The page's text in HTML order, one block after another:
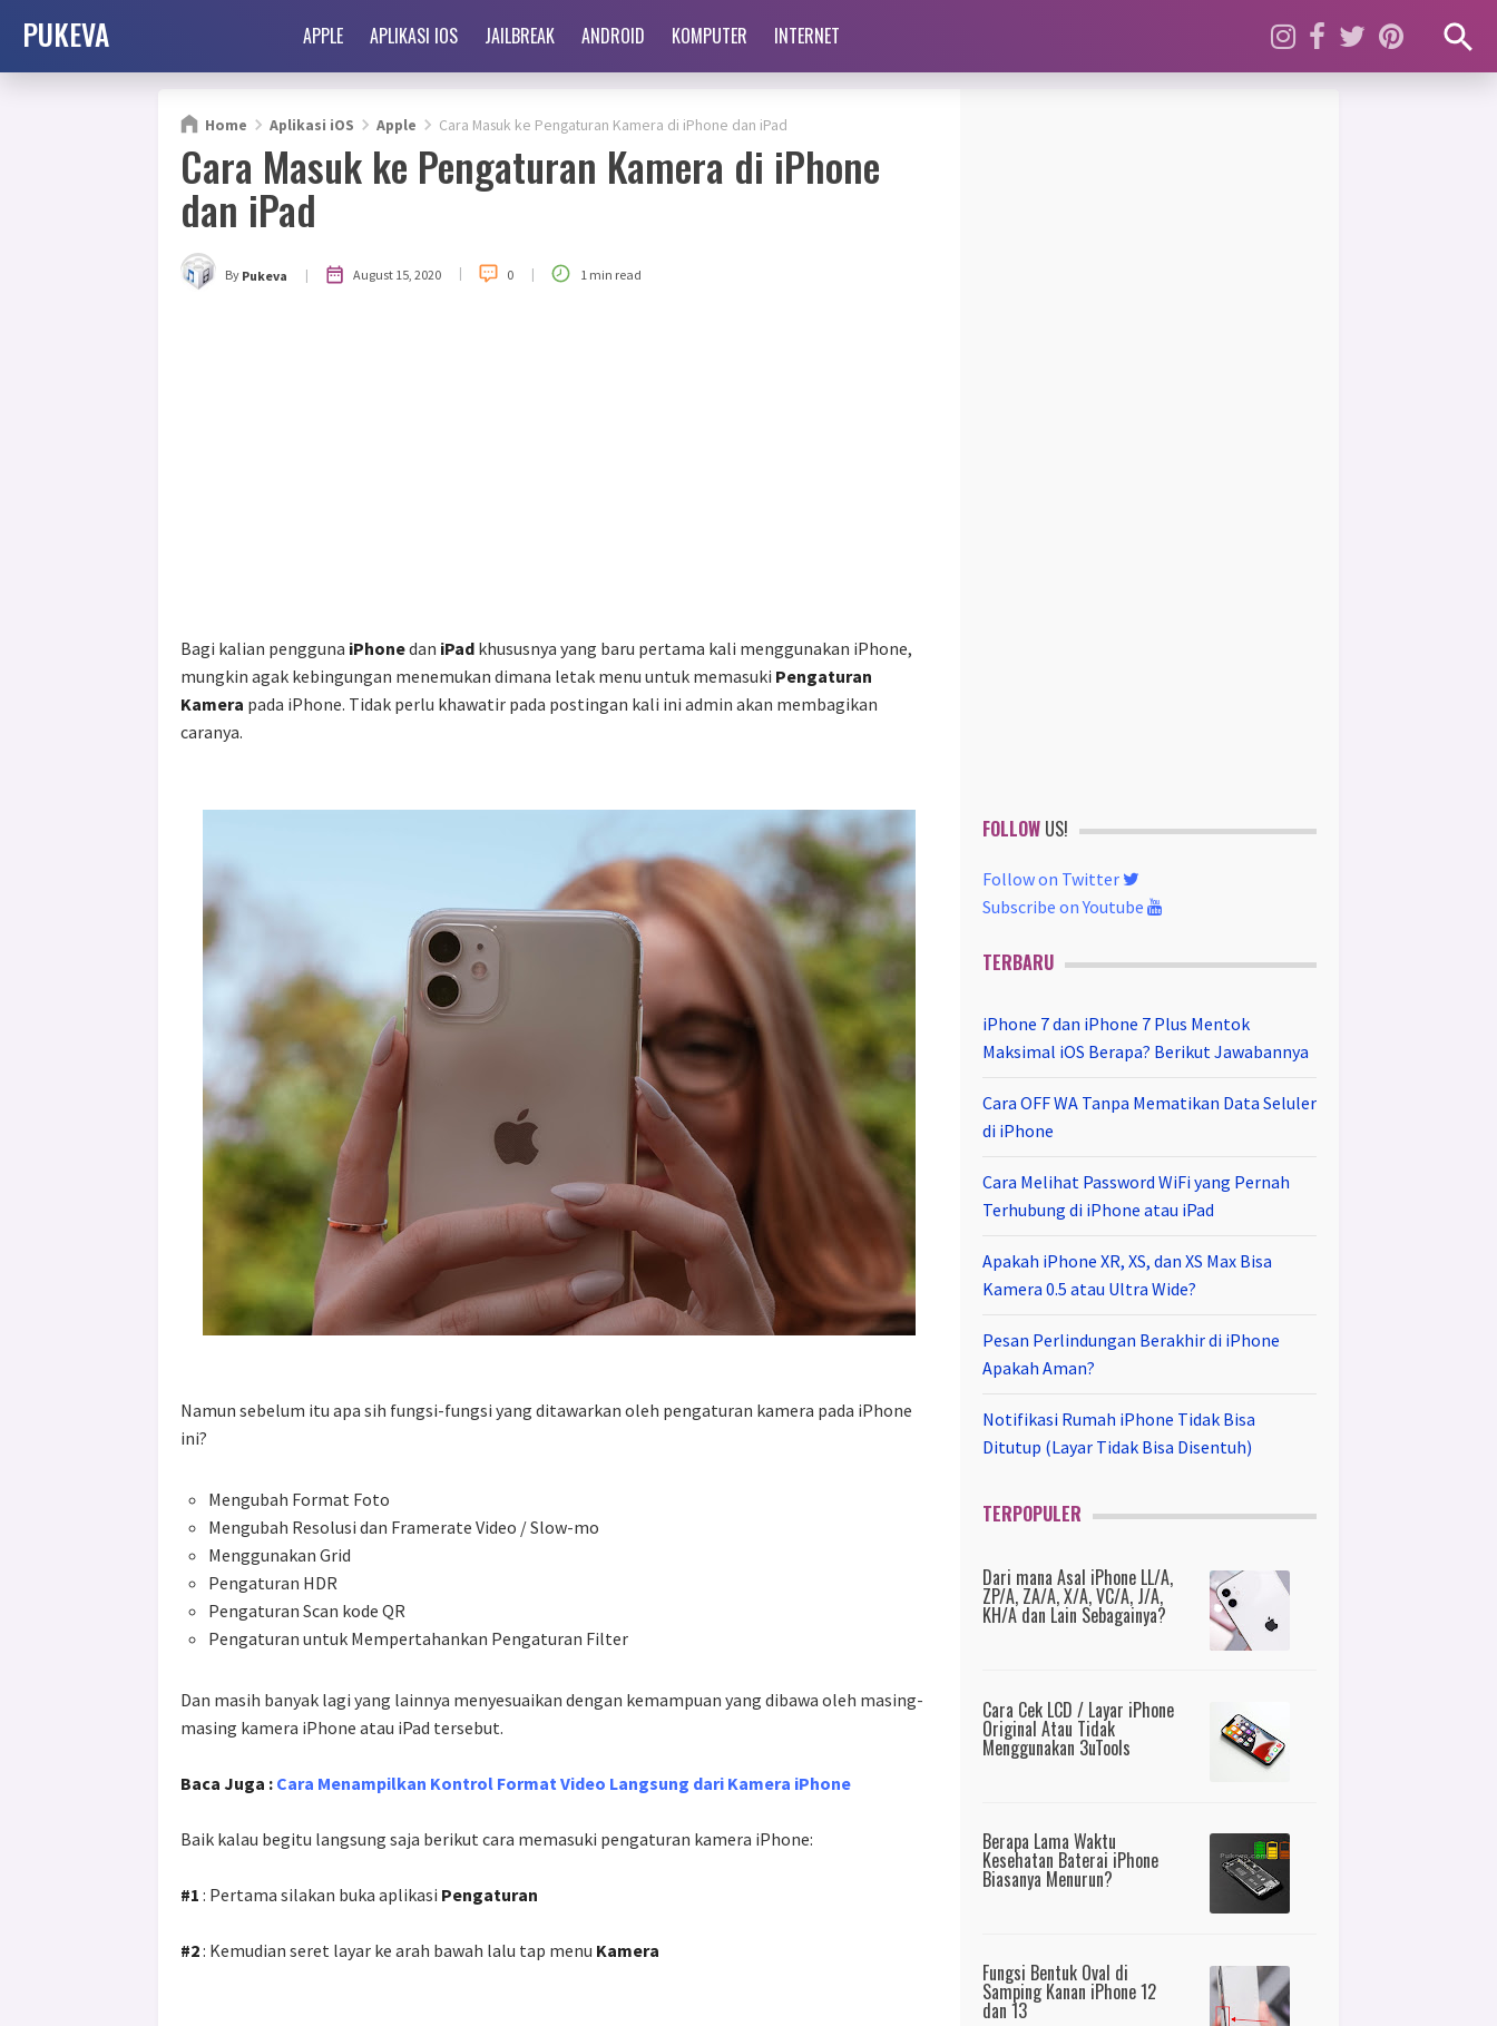
PUKEVA APPLE APLIKASI IOS JAILBREAK ANDROID KOMPUTER INTERNET
Home Aplikasi iOS Apple Cara Masuk ke Pengaturan Kamera di iPhone dan iPad
Cara Masuk ke Pengaturan Kamera di iPhone
dan iPad
By Pukeva | August 15, 2020 | 0 | 1 min read
Bagi kalian pengguna iPhonedan iPad khususnya yang baru pertama kali menggunakan iPhone,
mungkin agak kebingungan menemukan dimana letak menu untuk memasuki Pengaturan
Kamera pada iPhone. Tidak perlu khawatir pada postingan kali ini admin akan membagikan
caranya.
Namun sebelum itu apa sih fungsi-fungsi yang ditawarkan oleh pengaturan kamera pada iPhone
ini?
Mengubah Format Foto
Mengubah Resolusi dan Framerate Video / Slow-mo
Menggunakan Grid
Pengaturan HDR
Pengaturan Scan kode QR
Pengaturan untuk Mempertahankan Pengaturan Filter
Dan masih banyak lagi yang lainnya menyesuaikan dengan kemampuan yang dibawa oleh masing-
masing kamera iPhone atau iPad tersebut.
Baca Juga : Cara Menampilkan Kontrol Format Video Langsung dari Kamera iPhone
Baik kalau begitu langsung saja berikut cara memasuki pengaturan kamera iPhone:
#1 : Pertama silakan buka aplikasi Pengaturan
#2: Kemudian seret layar ke arah bawah lalu tap menu Kamera
FOLLOW US!
Follow on Twitter
Subscribe on Youtube
TERBARU
iPhone 7 dan iPhone 7 Plus Mentok
Maksimal iOS Berapa? Berikut Jawabannya
Cara OFF WA Tanpa Mematikan Data Seluler
di iPhone
Cara Melihat Password WiFi yang Pernah
Terhubung di iPhone atau iPad
Apakah iPhone XR, XS, dan XS Max Bisa
Kamera 0.5 atau Ultra Wide?
Pesan Perlindungan Berakhir di iPhone
Apakah Aman?
Notifikasi Rumah iPhone Tidak Bisa
Ditutup (Layar Tidak Bisa Disentuh)
TERPOPULER
Dari mana Asal iPhone LL/A,
ZP/A, ZA/A, X/A, VC/A, J/A,
KH/A dan Lain Sebagainya?
Cara Cek LCD / Layar iPhone
Original Atau Tidak
Menggunakan 3uTools
Berapa Lama Waktu
Kesehatan Baterai iPhone
Biasanya Menurun?
Fungsi Bentuk Oval di
Samping Kanan iPhone 12
dan 13